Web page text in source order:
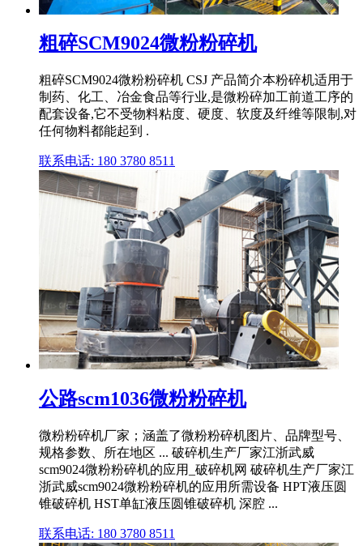
粗碎SCM9024微粉粉碎机
粗碎SCM9024微粉粉碎机 CSJ 产品简介本粉碎机适用于
制药、化工、冶金食品等行业,是微粉碎加工前道工序的
配套设备,它不受物料粘度、硬度、软度及纤维等限制,对
任何物料都能起到 .
联系电话: 180 3780 8511
公路scm1036微粉粉碎机
微粉粉碎机厂家；涵盖了微粉粉碎机图片、品牌型号、
规格参数、所在地区 ... 破碎机生产厂家江浙武威
scm9024微粉粉碎机的应用_破碎机网 破碎机生产厂家江
浙武威scm9024微粉粉碎机的应用所需设备 HPT液压圆
锥破碎机 HST单缸液压圆锥破碎机 深腔 ...
联系电话: 180 3780 8511